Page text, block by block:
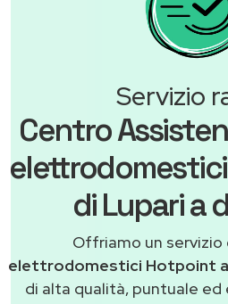
Servizio
Centro
di Lupari a
Offriamo un servizio
elettrodomestici Hotpoint a
di alta qualità, puntuale ed